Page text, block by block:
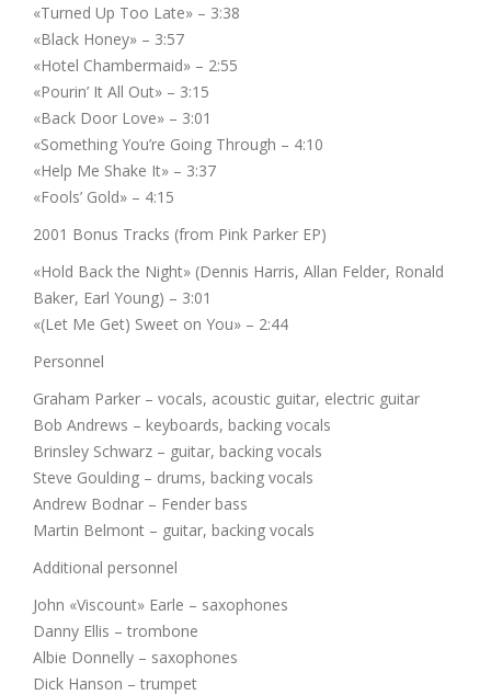
«Turned Up Too Late» – 3:38
«Black Honey» – 3:57
«Hotel Chambermaid» – 2:55
«Pourin’ It All Out» – 3:15
«Back Door Love» – 3:01
«Something You’re Going Through – 4:10
«Help Me Shake It» – 3:37
«Fools’ Gold» – 4:15
2001 Bonus Tracks (from Pink Parker EP)
«Hold Back the Night» (Dennis Harris, Allan Felder, Ronald
Baker, Earl Young) – 3:01
«(Let Me Get) Sweet on You» – 2:44
Personnel
Graham Parker – vocals, acoustic guitar, electric guitar
Bob Andrews – keyboards, backing vocals
Brinsley Schwarz – guitar, backing vocals
Steve Goulding – drums, backing vocals
Andrew Bodnar – Fender bass
Martin Belmont – guitar, backing vocals
Additional personnel
John «Viscount» Earle – saxophones
Danny Ellis – trombone
Albie Donnelly – saxophones
Dick Hanson – trumpet